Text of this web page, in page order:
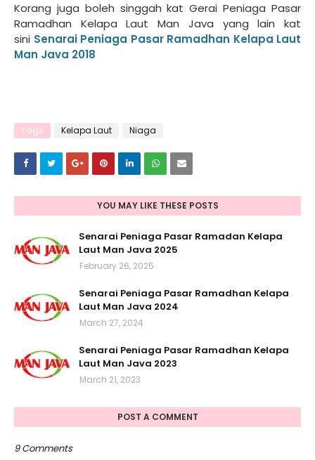
Korang juga boleh singgah kat Gerai Peniaga Pasar
Ramadhan Kelapa Laut Man Java yang lain kat
sini Senarai Peniaga Pasar Ramadhan Kelapa Laut
Man Java 2018
Tags Kelapa Laut Niaga
YOU MAY LIKE THESE POSTS
Senarai Peniaga Pasar Ramadan Kelapa
Laut Man Java 2025
February 26, 2025
Senarai Peniaga Pasar Ramadhan Kelapa
Laut Man Java 2024
March 27, 2024
Senarai Peniaga Pasar Ramadhan Kelapa
Laut Man Java 2023
March 21, 2023
POST A COMMENT
9 Comments